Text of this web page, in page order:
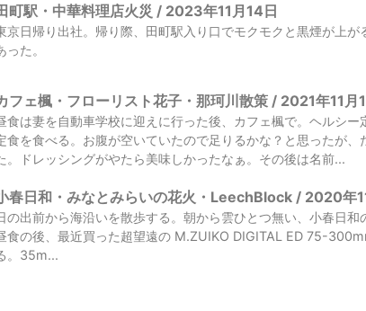
町駅・中華料理店火災 / 2023年11月14日
京日帰り出社。帰り際、田町駅入り口でモクモクと黒煙が上
った。
フェ楓・フローリスト花子・那珂川散策 / 2021年11月
食は妻を自動車学校に迎えに行った後、カフェ楓で。ヘルシ
食を食べる。お腹が空いていたので足りるかな？と思ったが
。ドレッシングがやたら美味しかったなぁ。その後は名前...
春日和・みなとみらいの花火・LeechBlock / 2020年
の出前から海沿いを散歩する。朝から雲ひとつ無い、小春日
食の後、最近買った超望遠の M.ZUIKO DIGITAL ED 75-
。35m...